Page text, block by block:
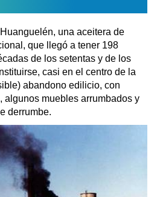
una aceitera de
que llegó a tener 198
de los setentas y de los
casi en el centro de la
abandono edilicio, con
algunos muebles arrumbados y
derrumbe.